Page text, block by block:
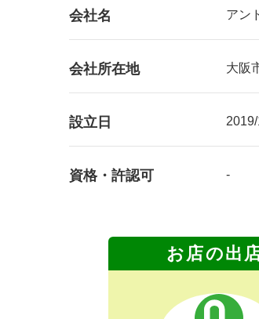
会社名 アン
会社所在地 大阪
設立日
資格・許認可 -
お店の出